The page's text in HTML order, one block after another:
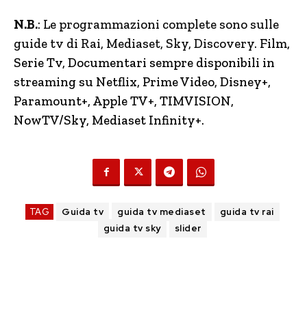
N.B.: Le programmazioni complete sono sulle
guide tv di Rai, Mediaset, Sky, Discovery. Film,
Serie Tv, Documentari sempre disponibili in
streaming su Netflix, Prime Video, Disney+,
Paramount+, Apple TV+, TIMVISION,
NowTV/Sky, Mediaset Infinity+.
TAG Guida tv guida tv mediaset
guida tv rai
guida tv sky
slider